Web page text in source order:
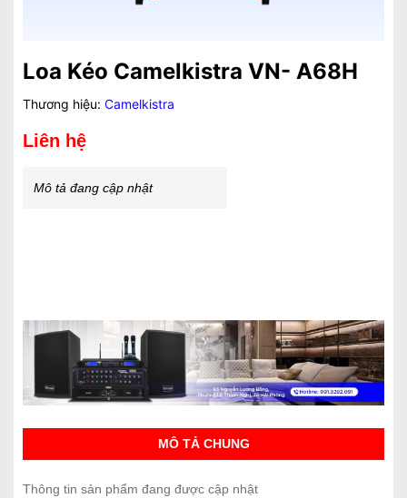
Loa Kéo Camelkistra VN- A68H
Thương hiệu: Camelkistra
Liên hệ
Mô tả đang cập nhật
MÔ TẢ CHUNG
Thông tin sản phẩm đang được cập nhật